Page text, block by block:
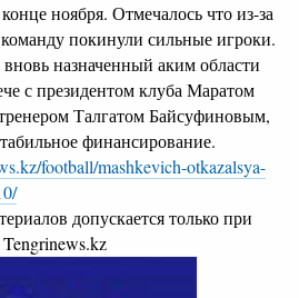
ноября. Отмечалось что из-за
покинули сильные игроки.
назначенный аким области
с президентом клуба Маратом
Талгатом Байсуфиновым,
финансирование.
football/mashkevich-otkazalsya-
допускается только при